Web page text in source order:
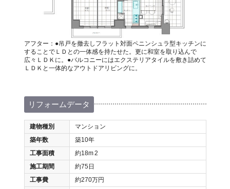
アフター：●吊戸を撤去しフラット対面ペニンシュラ型キッチンに
することでＬＤとの一体感を持たせた。更に和室を取り込んで
広々ＬＤＫに。●バルコニーにはエクステリアタイルを敷き詰めて
ＬＤＫと一体的なアウトドアリビングに。
リフォームデータ
建物種別
マンション
築年数
築10年
工事面積
約18m2
施工期間
約75日
工事費
約270万円